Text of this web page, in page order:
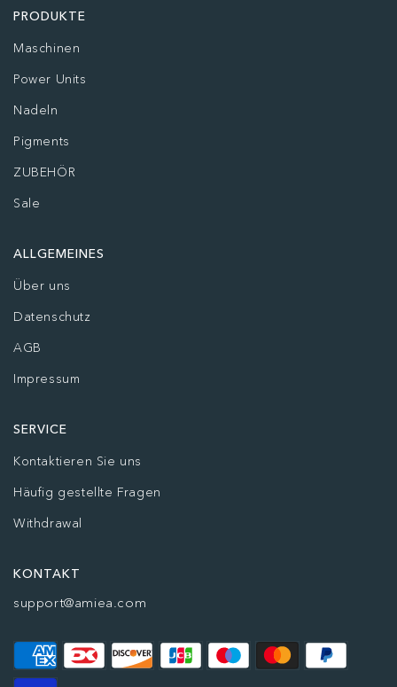
PRODUKTE
Maschinen
Power Units
Nadeln
Pigments
ZUBEHÖR
Sale
ALLGEMEINES
Über uns
Datenschutz
AGB
Impressum
SERVICE
Kontaktieren Sie uns
Häufig gestellte Fragen
Withdrawal
KONTAKT
support@amiea.com